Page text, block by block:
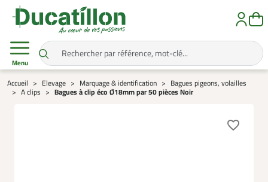
Menu
Accueil Elevage Marquage & identification
Bagues pigeons, volailles
A clips
Bagues à clip éco Ø18mm par 50 pièces Noir
favorite_border